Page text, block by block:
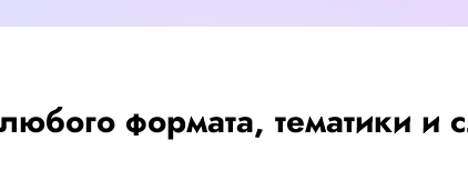
формата, тематики и